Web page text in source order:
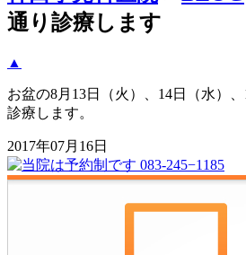
通り診療します
▲
お盆の8月13日（火）、14日（水）
診療します。
2017年07月16日